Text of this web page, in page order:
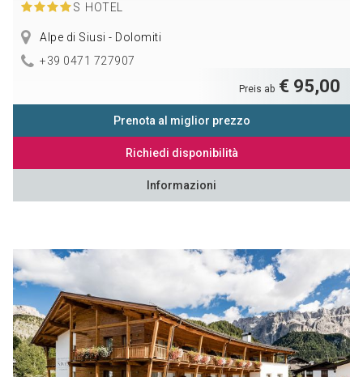
S HOTEL
Alpe di Siusi - Dolomiti
+39 0471 727907
Preis ab € 95,00
Prenota al miglior prezzo
Richiedi disponibilità
Informazioni